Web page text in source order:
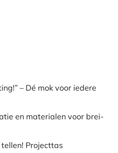
– Dé mok voor iedere
en materialen voor brei-
Projecttas